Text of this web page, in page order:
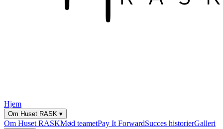
Hjem
Om Huset RASK ▾
Om Huset RASKMød teametPay It ForwardSucces historierGalleri